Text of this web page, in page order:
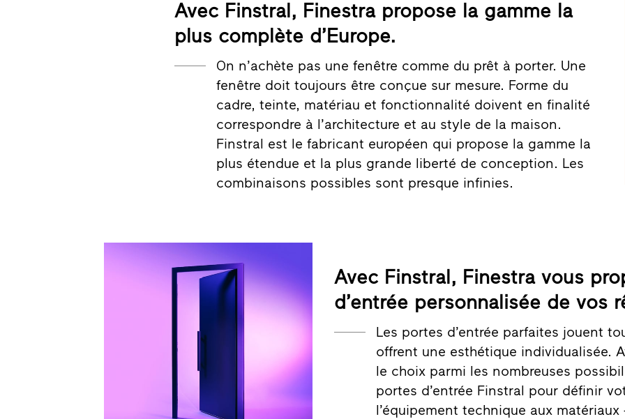
Avec Finstral, Finestra propose la gamme la
plus complète d’Europe.
On n’achète pas une fenêtre comme du prêt à porter. Une
fenêtre doit toujours être conçue sur mesure. Forme du
cadre, teinte, matériau et fonctionnalité doivent en finalité
correspondre à l’architecture et au style de la maison.
Finstral est le fabricant européen qui propose la gamme la
plus étendue et la plus grande liberté de conception. Les
combinaisons possibles sont presque infinies.
Avec Finstral, Finestra vous
d’entrée personnalisée de vos
Les portes d’entrée parfaites jouent
offrent une esthétique individualisée.
le choix parmi les nombreuses
portes d’entrée Finstral pour définir
l’équipement technique aux matériaux